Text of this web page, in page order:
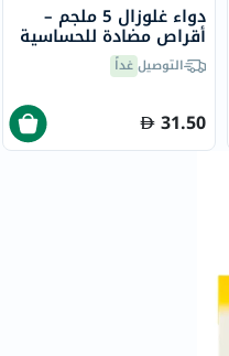
دواء غلوزال 5 ملجم –
أقراص مضادة للحساسية
والبرد – 30 قرص
التوصيلغداً
31.50